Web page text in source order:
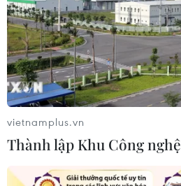
TIN CÙNG CHUYÊN MỤC
mọi người dân đều có cơ hội
vietnamplus.vn
Thành lập Khu Công